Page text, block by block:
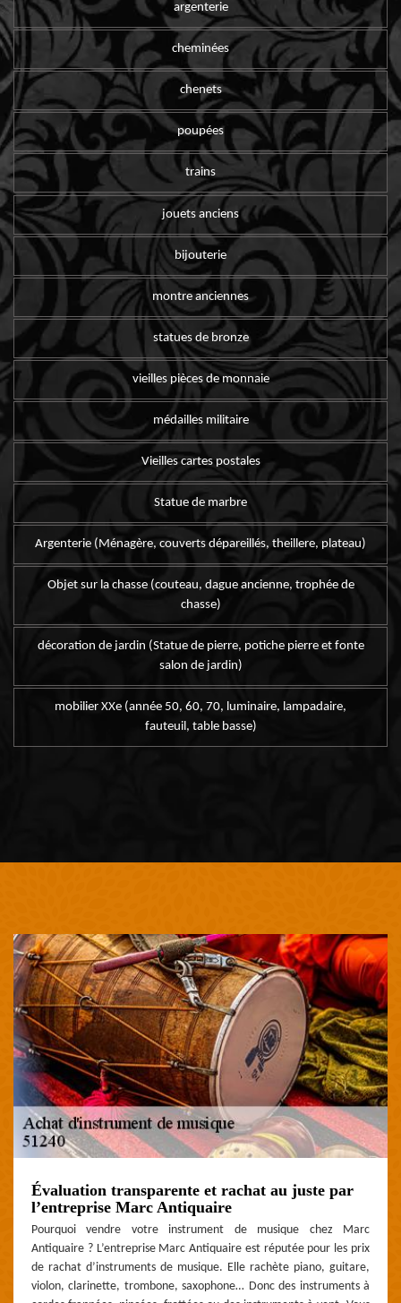
argenterie
cheminées
chenets
poupées
trains
jouets anciens
bijouterie
montre anciennes
statues de bronze
vieilles pièces de monnaie
médailles militaire
Vieilles cartes postales
Statue de marbre
Argenterie (Ménagère, couverts dépareillés, theillere, plateau)
Objet sur la chasse (couteau, dague ancienne, trophée de
chasse)
décoration de jardin (Statue de pierre, potiche pierre et fonte
salon de jardin)
mobilier XXe (année 50, 60, 70, luminaire, lampadaire,
fauteuil, table basse)
Évaluation transparente et rachat au juste par
l’entreprise Marc Antiquaire
Pourquoi vendre votre instrument de musique chez Marc
Antiquaire ? L’entreprise Marc Antiquaire est réputée pour les prix
de rachat d’instruments de musique. Elle rachète piano, guitare,
violon, clarinette, trombone, saxophone… Donc des instruments à